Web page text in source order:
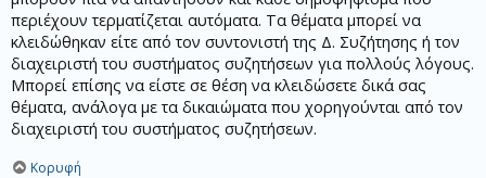
περιέχουν τερματίζεται αυτόματα. Τα θέματα μπορεί να
κλειδώθηκαν είτε από τον συντονιστή της Δ. Συζήτησης ή τον
διαχειριστή του συστήματος συζητήσεων για πολλούς λόγους.
Μπορεί επίσης να είστε σε θέση να κλειδώσετε δικά σας
θέματα, ανάλογα με τα δικαιώματα που χορηγούνται από τον
διαχειριστή του συστήματος συζητήσεων.
Κορυφή